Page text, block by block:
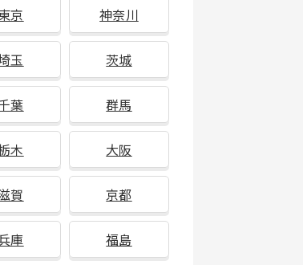
京 神奈川
玉 茨城
葉 群馬
木 大阪
賀 京都
庫 福島